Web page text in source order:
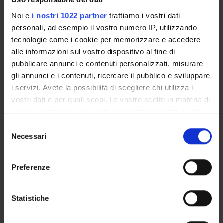
Noi e i nostri 1022 partner trattiamo i vostri dati
personali, ad esempio il vostro numero IP, utilizzando
tecnologie come i cookie per memorizzare e accedere
alle informazioni sul vostro dispositivo al fine di
pubblicare annunci e contenuti personalizzati, misurare
gli annunci e i contenuti, ricercare il pubblico e sviluppare
i servizi. Avete la possibilità di scegliere chi utilizza i
vostri dati e per quali scopi. Le vostre scelte in materia di
privacy sono applicabili solo su questa proprietà digitale
modificare o revocare il proprio consenso in qualsiasi
momento dalla Dichiarazione sui cookie o facendo clic
raccogliere informazioni sulla tua posizione
geografica, con un'approssimazione di qualche
delNecessari
Preferenze
Statistiche
PARTECIPANTI AL PROGETTO
Francesca Mancini
Carlo Alberto Marzi
Professore emerito
Elena Natale
Silvia Savazzi
SEZIONI